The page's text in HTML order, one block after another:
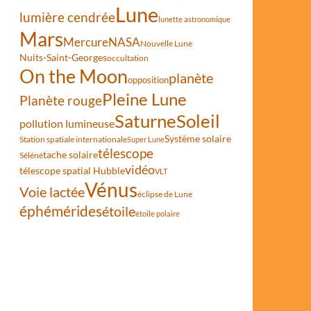
lumière cendréeLunelunette astronomique
MarsMercureNASANouvelle Lune
Nuits-Saint-Georgesoccultation
On the Moonoppositionplanète
Planète rougePleine Lune
pollution lumineuseSaturneSoleil
Station spatiale internationaleSuper LuneSystème solaire
Sélénétache solairetélescope
télescope spatial HubblevidéoVLT
Voie lactéeVénuséclipse de Lune
éphéméridesétoileétoile polaire